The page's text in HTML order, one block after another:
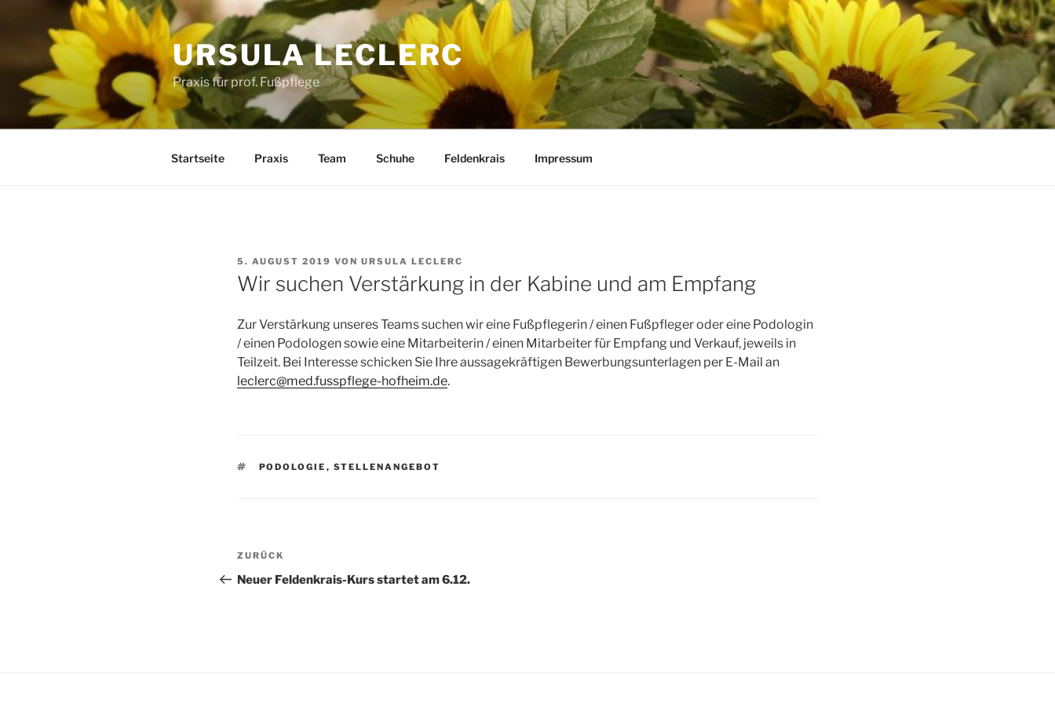
springen
URSULA LECLERC
Praxis für prof. Fußpflege
Startseite Praxis Team Schuhe Feldenkrais Impressum
VERÖFFENTLICHT
AM
5. AUGUST 2019 VON URSULA LECLERC
Wir suchen Verstärkung in der Kabine und am Empfang
Zur Verstärkung unseres Teams suchen wir eine Fußpflegerin / einen Fußpfleger oder eine Podologin
/ einen Podologen sowie eine Mitarbeiterin / einen Mitarbeiter für Empfang und Verkauf, jeweils in
Teilzeit. Bei Interesse schicken Sie Ihre aussagekräftigen Bewerbungsunterlagen per E-Mail an
leclerc@med.fusspflege-hofheim.de.
SCHLAGWÖRTER
PODOLOGIE , STELLENANGEBOT
Beitragsnavigation
Vorheriger
Beitrag
ZURÜCK
Neuer Feldenkrais-Kurs startet am 6.12.